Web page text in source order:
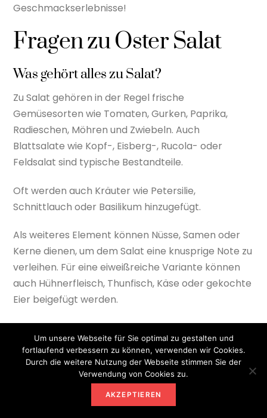
Geschmackserlebnisse!
Fragen zu Oster Salat
Was gehört alles zu Salat?
Zu Salat gehören in der Regel frische
Gemüsesorten wie Tomaten, Gurken, Paprika,
Radieschen, Möhren und Zwiebeln. Auch
Blattsalate wie Kopf-, Eisberg-, Rucola- oder
Feldsalat sind typische Bestandteile.
Oft werden auch Kräuter wie Petersilie,
Schnittlauch oder Basilikum hinzugefügt.
Als weiteres Element können Nüsse, Samen oder
Kerne dienen, um dem Salat eine knusprige Note zu
verleihen. Für eine eiweißreiche Variante können
auch Hühnerfleisch, Thunfisch, Käse oder gekochte
Eier beigefügt werden.
Zitrone runden den Geschmack ab und verleihen
dem Salat eine besondere Note. Letztendlich
können auch Früchte wie Beeren, Äpfel oder
Orangen den Salat verfeinern und eine süß-saure
Komponente hinzufügen.
Um unsere Webseite für Sie optimal zu gestalten und
fortlaufend verbessern zu können, verwenden wir Cookies.
Durch die weitere Nutzung der Webseite stimmen Sie der
Verwendung von Cookies zu.
AKZEPTIEREN